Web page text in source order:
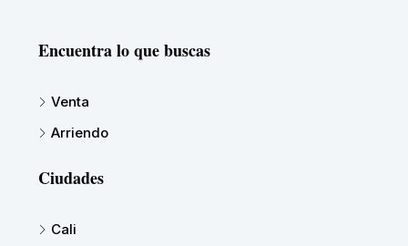
Encuentra lo que buscas
Venta
Arriendo
Ciudades
Cali